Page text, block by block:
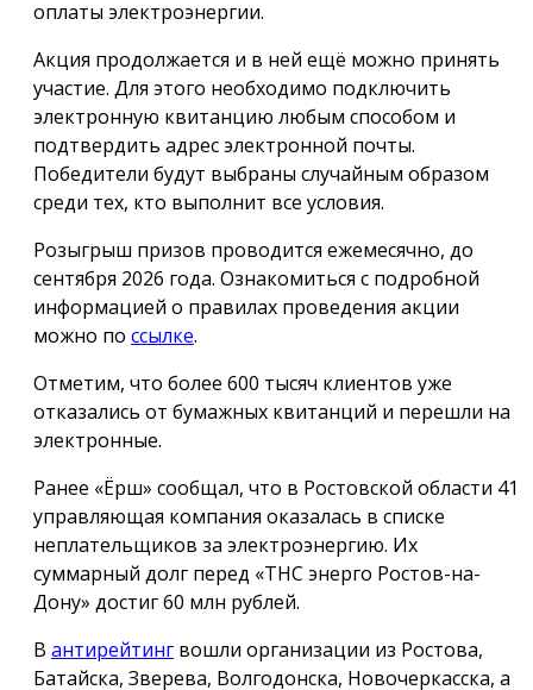
оплаты электроэнергии.
Акция продолжается и в ней ещё можно принять
участие. Для этого необходимо подключить
электронную квитанцию любым способом и
подтвердить адрес электронной почты.
Победители будут выбраны случайным образом
среди тех, кто выполнит все условия.
Розыгрыш призов проводится ежемесячно, до
сентября 2026 года. Ознакомиться с подробной
информацией о правилах проведения акции
можно по ссылке.
Отметим, что более 600 тысяч клиентов уже
отказались от бумажных квитанций и перешли на
электронные.
Ранее «Ёрш» сообщал, что в Ростовской области 41
управляющая компания оказалась в списке
неплательщиков за электроэнергию. Их
суммарный долг перед «ТНС энерго Ростов-на-
Дону» достиг 60 млн рублей.
В антирейтинг вошли организации из Ростова,
Батайска, Зверева, Волгодонска, Новочеркасска, а